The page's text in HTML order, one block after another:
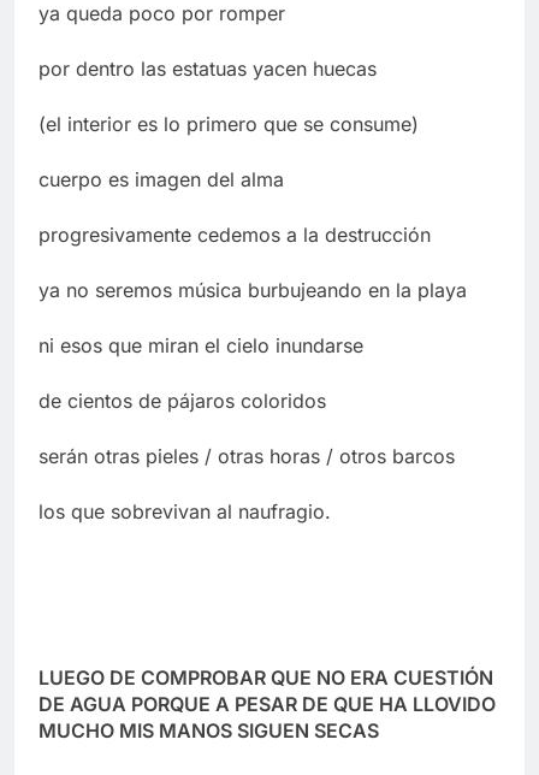
ya queda poco por romper
por dentro las estatuas yacen huecas
(el interior es lo primero que se consume)
cuerpo es imagen del alma
progresivamente cedemos a la destrucción
ya no seremos música burbujeando en la playa
ni esos que miran el cielo inundarse
de cientos de pájaros coloridos
serán otras pieles / otras horas / otros barcos
los que sobrevivan al naufragio.
LUEGO DE COMPROBAR QUE NO ERA CUESTIÓN
DE AGUA PORQUE A PESAR DE QUE HA LLOVIDO
MUCHO MIS MANOS SIGUEN SECAS